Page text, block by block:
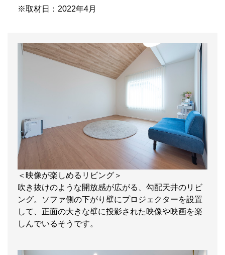
※取材日：2022年4月
＜映像が楽しめるリビング＞
吹き抜けのような開放感が広がる、勾配天井のリビ
ング。ソファ側の下がり壁にプロジェクターを設置
して、正面の大きな壁に投影された映像や映画を楽
しんでいるそうです。